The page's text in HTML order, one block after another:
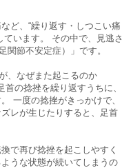
ど、“繰り返す・しつこい痛
います。 その中で、見逃さ
関節不安定症）」です。
、なぜまた起こるのか
の捻挫を繰り返すうちに、
一度の捻挫がきっかけで、
レが生じたりすると、足首
で再び捻挫を起こしやすく
うな状態が続いてしまうの